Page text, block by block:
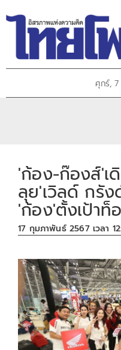
ศุกร์,
'ก้อง-ก๊องส์'เ
ลุย'เวิลด์ กรั
'ก้อง'ตั้งเป้าท็
17 กุมภาพันธ์ 2567 เวลา